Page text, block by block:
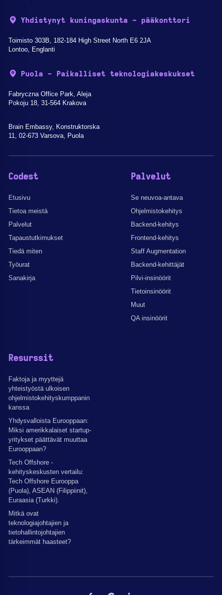
Yhdistynyt kuningaskunta - pääkonttori
Toimisto 303B, 182-184 High Street North E6 2JA
Lontoo, Englanti
Puola - Paikalliset teknologiakeskukset
Fabryczna Office Park, Aleja
Pokoju 18, 31-564 Krakova
Brain Embassy, Konstruktorska
11, 02-673 Varsova, Puola
Codest
Etusivu
Tietoa meistä
Palvelut
Tapaustutkimukset
Tiedä miten
Työurat
Sanakirja
Palvelut
Se neuvoa-antava
Ohjelmistokehitys
Backend-kehitys
Frontend-kehitys
Staff Augmentation
Backend-kehittäjät
Pilvi-insinöörit
Tietoinsinöörit
Muut
QA insinöörit
Resurssit
Faktoja ja myyttejä
yhteistyöstä ulkoisen
ohjelmistokehityskumppanin
kanssa
Yhdysvalloista Eurooppaan:
Miksi amerikkalaiset startup-
yritykset päättävät muuttaa
Eurooppaan?
Tech Offshore -
kehityskeskusten vertailu:
Tech Offshore Eurooppa
(Puola), ASEAN (Filippiinit),
Euraasia (Turkki).
Mitkä ovat
teknologiajohtajien ja
tietohallintojohtajien
tärkeimmät haasteet?